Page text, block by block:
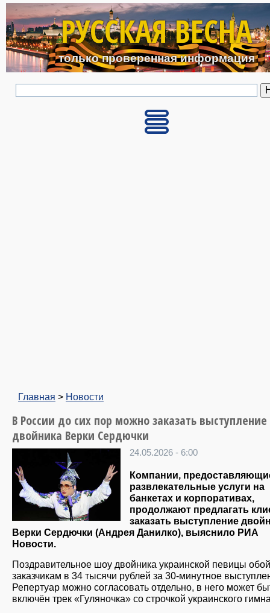
Перейти к основному
РУССКАЯ ВЕСНА
только проверенная информация
Главная > Новости
В России до сих пор можно заказать выступление
двойника Верки Сердючки
24.05.2026 - 6:00
Компании,
развлекательные услуги на
банкетах и корпоративах,
продолжают предлагать
заказать выступление
Верки Сердючки (Андрея Данилко), выяснило РИА
Новости.
Поздравительное шоу двойника украинской певицы
заказчикам в 34 тысячи рублей за 30-минутное
Репертуар можно согласовать отдельно, в него может
включён трек «Гуляночка» со строчкой украинского